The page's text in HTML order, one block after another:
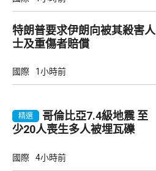
特朗普要求伊朗向被其殺害人
士及重傷者賠償
國際 1小時前
精選
哥倫比亞7.4級地震 至
少20人喪生多人被埋瓦礫
國際 4小時前